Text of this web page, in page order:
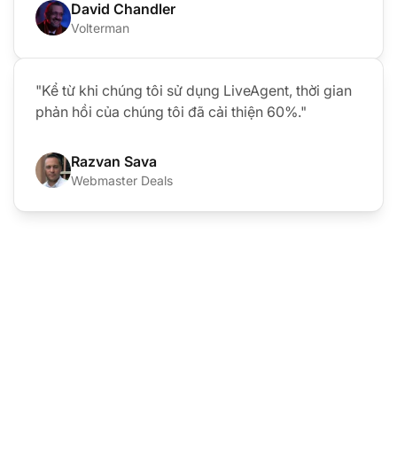
David Chandler
Volterman
"Kể từ khi chúng tôi sử dụng LiveAgent, thời gian
phản hồi của chúng tôi đã cải thiện 60%."
Razvan Sava
Webmaster Deals